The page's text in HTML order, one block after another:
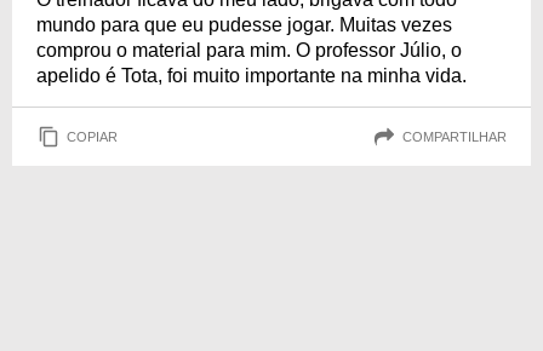
mundo para que eu pudesse jogar. Muitas vezes
comprou o material para mim. O professor Júlio, o
apelido é Tota, foi muito importante na minha vida.
COPIAR COMPARTILHAR